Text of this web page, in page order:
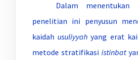
Dalam menentukan
penelitian ini penyusun
kaidah usuliyyah yang erat
metode stratifikasi istinbat